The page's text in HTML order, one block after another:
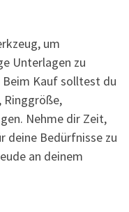
um
Unterlagen zu
Beim Kauf solltest du
Ringgröße,
Nehme dir Zeit,
deine Bedürfnisse zu
an deinem